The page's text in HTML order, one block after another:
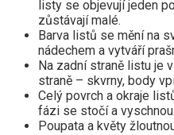
listy se objevují jeden
zůstávají malé.
Barva listů se mění na
nádechem a vytváří
Na zadní straně listu je
straně – skvrny, body
Celý povrch a okraje
fázi se stočí a vyschnou.
Poupata a květy